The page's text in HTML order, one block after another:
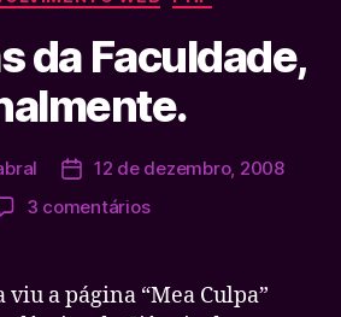
da Faculdade,
Data12 de dezembro, 2008
3 comentáriosem
da
Faculdade,
a página “Mea Culpa”